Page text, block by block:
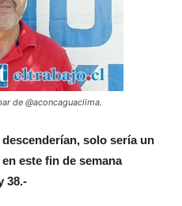
de @aconcaguaclima.
solo sería un
este fin de semana
38.-